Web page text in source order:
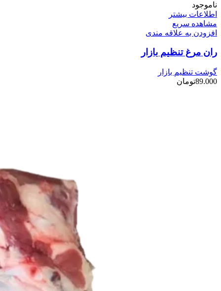
ناموجود
اطلاعات بیشتر
مشاهده سریع
افزودن به علاقه مندی
ران مرغ تنظیم بازار
گوشت تنظیم بازار
89.000تومان